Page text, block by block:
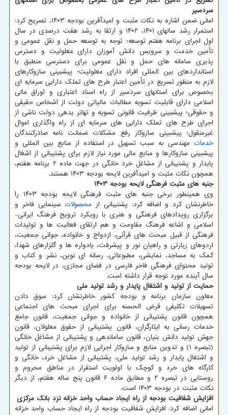
سردسیر
امانی ضمن اشاره به نکات مثبت و امیدآفرین بودجه ۱۴۰۳، تصریح کرد:
استمرار رشد سالهای ۱۴۰۱، ۱۴۰۲ و ارتقا به رشد هفت درصدی در سال
اول اجرای برنامه هفتم توسعه؛ توجه به توسعه حمل و نقل عمومی و
تأمین خدمت و سرویس دانش آموزان دارای معلولیت و دسترس
پذیری سامانه های حمل و نقل عمومی برای دسترسی منطبق با
استانداردهای بین المللی افراد دارای معلولیت؛ پیشبینی سازوکارهای
لازم به منظور تسریع در تأمین اعتبار طرح های تملک دارایی سرمایه ای
بخصوص برای استانهای سردسیر از راه اسناد اعتباری و اوراق مالی
اسلامی دارای قابلیت تسویه مطالبات مالیاتی دولت از اشخاص حقیقی
و حقوقی؛ پیشبینی ظرفیت قانونی تسویه و تهاتر بدهی دولت ناشی از
اجرای طرح های تملک دارایی های سرمایه ای از راه واگذاری اموال
غیرمنقول؛ پیشبینی سازوکار رفع مشکلات ضمانت نامه صادرکنندگان
خدمات مهندسی به سبب تسهیل در استفاده از منابع بین المللی و
پیشبینی سازوکارها و منابع مالی مورد نیاز لازم برای پشتیبانی از اشغال
پایدار و پشتیبانی از مشاغل خرد خانگی در جهت ماده ۲ برنامه هفتم،
همچون نکات مثبت و امیدآفرین لایحه بودجه ۱۴۰۳ هستند.
جنبه های مثبت فرهنگی لایحه بودجه ۱۴۰۳
وی همینطور برخی جنبه های مثبت فرهنگی لایحه بودجه ۱۴۰۳ را
خاطرنشان کرد و اضافه کرد: پشتیبانی از محصولات سینمایی فاخر و
برگزاری رویدادهای فرهنگی و هنری با رویکرد ترویج فرهنگ ایرانی-
اسلامی و اشاعه فرهنگ مقاومت و هم ارتقای فعالیت ها و تولیدات
فرهنگی از قبیل مبحث های قرآنی، ازدواج و خانواده، جوانی جمعیت،
اردوهای زیارتی و راهیان نور و پیشرفت، یادواره ها و گلزارهای شهدا،
کمک به مساجد، نمایشی، مطبوعاتی، رسانه ای نوین، نشر و کتاب و
تولید محتوای فرهنگی فاخر فارسی در فضای مجازی، در لایحه بودجه
سال آینده مورد توجه قرار داشته است.
حمایت از تولید و اشتغال پایدار و رشد تولید ملی
معاون سازمان برنامه و بودجه کشور خاطرنشان کرد: سوق دادن
تسهیلات تکلیفی قرض الحسنه برای اجرای مبحث های اجتماعی
همچون قانون پشتیبانی از خانواده و جوانی جمعیت، قانون جامع
خدمات رسانی به ایثارگران، قانون پشتیبانی از حقوق معلولان، قانون
جهش تولید دانش بنیان، قانون ساماندهی و پشتیبانی از مشاغل خانگی
(تبصره ۱) و تدوین منابع و سازوکار اجرایی لازم برای پشتیبانی از تولید
و اشتغال پایدار و رشد تولید ملی، پشتیبانی از مشاغل خرد، خانگی و
کارگاه های خرد و کوچک با اولویت استقرار در مناطق محروم و
روستایی در تبصره ۲ و مطابق ماده ۶ قانون پنج ساله هفتم، از دیگر
نکات مثبت در بودجه ۱۴۰۳ است.
افزایش شفافیت بودجه از راه ایجاد حساب واحد خزانه نزد بانک مرکزی
امانی اضافه کرد: افزایش شفافیت بودجه از راه ایجاد حساب واحد خزانه